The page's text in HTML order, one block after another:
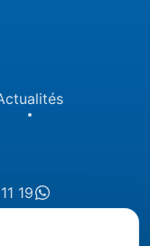
19